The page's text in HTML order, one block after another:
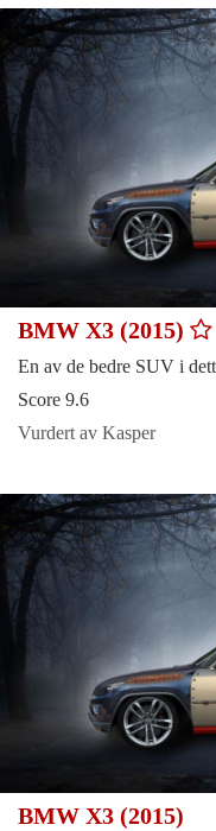
BMW X3 (2015)
En av de bedre SUV i
Score 9.6
Vurdert av Kasper
BMW X3 (2015)